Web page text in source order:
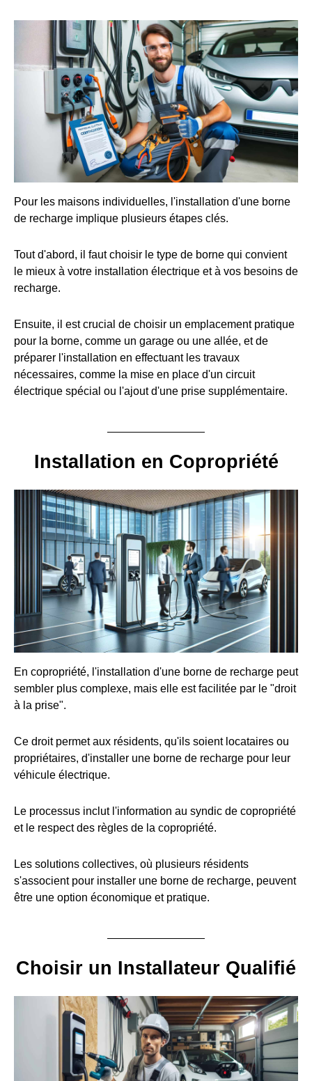
Pour les maisons individuelles, l'installation d'une borne
de recharge implique plusieurs étapes clés.
Tout d'abord, il faut choisir le type de borne qui convient
le mieux à votre installation électrique et à vos besoins de
recharge.
Ensuite, il est crucial de choisir un emplacement pratique
pour la borne, comme un garage ou une allée, et de
préparer l'installation en effectuant les travaux
nécessaires, comme la mise en place d'un circuit
électrique spécial ou l'ajout d'une prise supplémentaire.
Installation en Copropriété
En copropriété, l'installation d'une borne de recharge peut
sembler plus complexe, mais elle est facilitée par le "droit
à la prise".
Ce droit permet aux résidents, qu'ils soient locataires ou
propriétaires, d'installer une borne de recharge pour leur
véhicule électrique.
Le processus inclut l'information au syndic de copropriété
et le respect des règles de la copropriété.
Les solutions collectives, où plusieurs résidents
s'associent pour installer une borne de recharge, peuvent
être une option économique et pratique.
Choisir un Installateur Qualifié